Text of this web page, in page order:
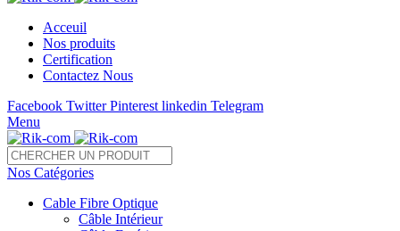
Acceuil
Nos produits
Certification
Contactez Nous
Facebook Twitter Pinterest linkedin Telegram
Menu
Nos Catégories
Cable Fibre Optique
Câble Intérieur